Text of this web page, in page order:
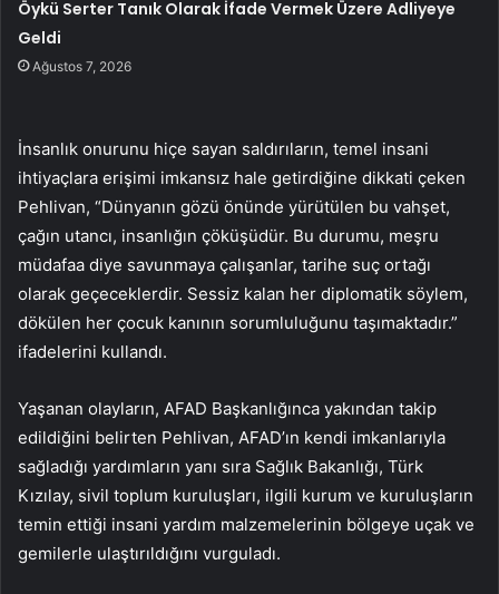
Öykü Serter Tanık Olarak İfade Vermek Üzere Adliyeye
Geldi
Ağustos 7, 2026
İnsanlık onurunu hiçe sayan saldırıların, temel insani
ihtiyaçlara erişimi imkansız hale getirdiğine dikkati çeken
Pehlivan, “Dünyanın gözü önünde yürütülen bu vahşet,
çağın utancı, insanlığın çöküşüdür. Bu durumu, meşru
müdafaa diye savunmaya çalışanlar, tarihe suç ortağı
olarak geçeceklerdir. Sessiz kalan her diplomatik söylem,
dökülen her çocuk kanının sorumluluğunu taşımaktadır.”
ifadelerini kullandı.
Yaşanan olayların, AFAD Başkanlığınca yakından takip
edildiğini belirten Pehlivan, AFAD’ın kendi imkanlarıyla
sağladığı yardımların yanı sıra Sağlık Bakanlığı, Türk
Kızılay, sivil toplum kuruluşları, ilgili kurum ve kuruluşların
temin ettiği insani yardım malzemelerinin bölgeye uçak ve
gemilerle ulaştırıldığını vurguladı.